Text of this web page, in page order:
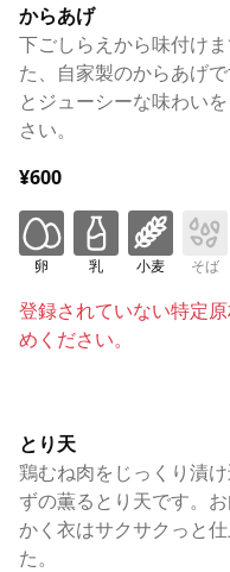
からあげ
下ごしらえから味付け
た、自家製のからあげ
とジューシーな味わい
さい。
¥600
卵 乳 小麦 そば
登録されていない特定
めください。
とり天
鶏むね肉をじっくり漬
ずの薫るとり天です。
かく衣はサクサクっと
た。